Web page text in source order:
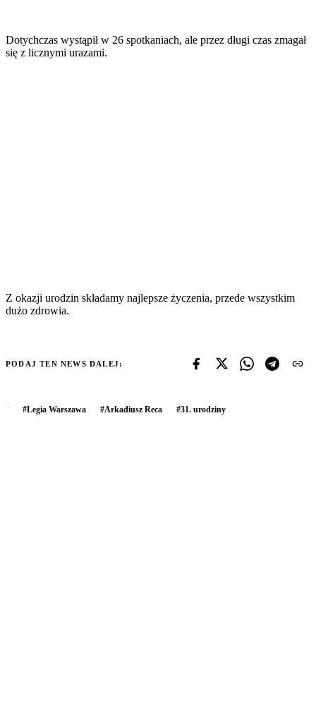
Dotychczas wystąpił w 26 spotkaniach, ale przez długi czas zmagał
się z licznymi urazami.
Z okazji urodzin składamy najlepsze życzenia, przede wszystkim
dużo zdrowia.
PODAJ TEN NEWS DALEJ:
#Legia Warszawa #Arkadiusz Reca #31. urodziny